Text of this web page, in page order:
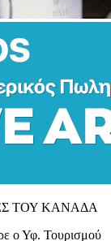
ΤΟΥ ΚΑΝΑΔΑ
ο Υφ. Τουρισμού